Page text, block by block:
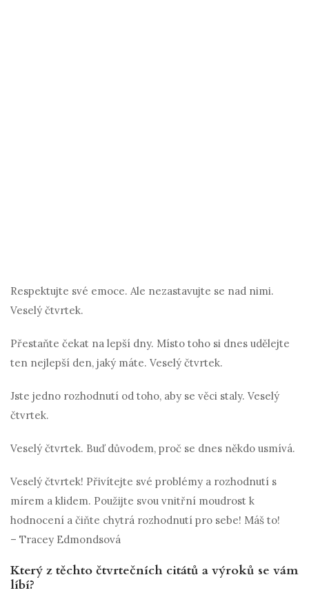
Respektujte své emoce. Ale nezastavujte se nad nimi.
Veselý čtvrtek.
Přestaňte čekat na lepší dny. Místo toho si dnes udělejte
ten nejlepší den, jaký máte. Veselý čtvrtek.
Jste jedno rozhodnutí od toho, aby se věci staly. Veselý
čtvrtek.
Veselý čtvrtek. Buď důvodem, proč se dnes někdo usmívá.
Veselý čtvrtek! Přivítejte své problémy a rozhodnutí s
mírem a klidem. Použijte svou vnitřní moudrost k
hodnocení a čiňte chytrá rozhodnutí pro sebe! Máš to!
– Tracey Edmondsová
Který z těchto čtvrtečních citátů a výroků se vám
líbí?